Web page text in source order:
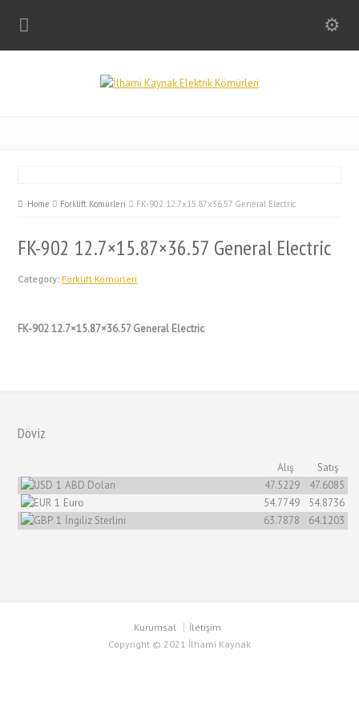
Home Forklift Kömürleri FK-902 12.7x15.87x36.57 General Electric
FK-902 12.7×15.87×36.57 General Electric
Category: Forklift Kömürleri
FK-902 12.7×15.87×36.57 General Electric
Döviz
Satış
Alış
1 ABD Doları 47.6085
47.5229
1 Euro 54.8736
54.7749
1 İngiliz Sterlini 64.1203
63.7878
Kurumsal
İletişim
Copyright © 2021 İlhami Kaynak